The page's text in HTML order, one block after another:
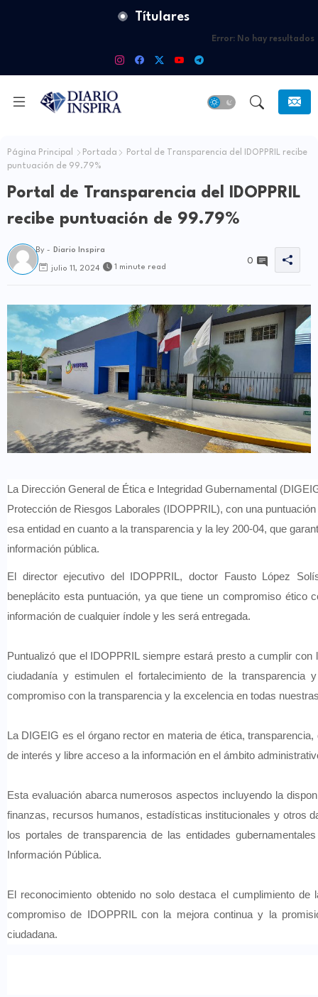
Títulares
Error: No hay resultados
Página Principal Portada
Portal de Transparencia del IDOPPRIL recibe
puntuación de 99.79%
Portal de Transparencia del IDOPPRIL
recibe puntuación de 99.79%
By - Diario Inspira
julio 11, 2024 1 minute read
0
La Dirección General de Ética e Integridad Gubernamental
Protección de Riesgos Laborales (IDOPPRIL), con una
esa entidad en cuanto a la transparencia y la ley 200-04, que
información pública.
El director ejecutivo del IDOPPRIL, doctor Fausto López
beneplácito esta puntuación, ya que tiene un compromiso ético
información de cualquier índole y les será entregada.
Puntualizó que el IDOPPRIL siempre estará presto a cumplir
ciudadanía y estimulen el fortalecimiento de la
compromiso con la transparencia y la excelencia en todas
La DIGEIG es el órgano rector en materia de ética,
de interés y libre acceso a la información en el ámbito
Esta evaluación abarca numerosos aspectos incluyendo la
finanzas, recursos humanos, estadísticas institucionales y otros
los portales de transparencia de las entidades
Información Pública.
El reconocimiento obtenido no solo destaca el cumplimiento
compromiso de IDOPPRIL con la mejora continua y la
ciudadana.